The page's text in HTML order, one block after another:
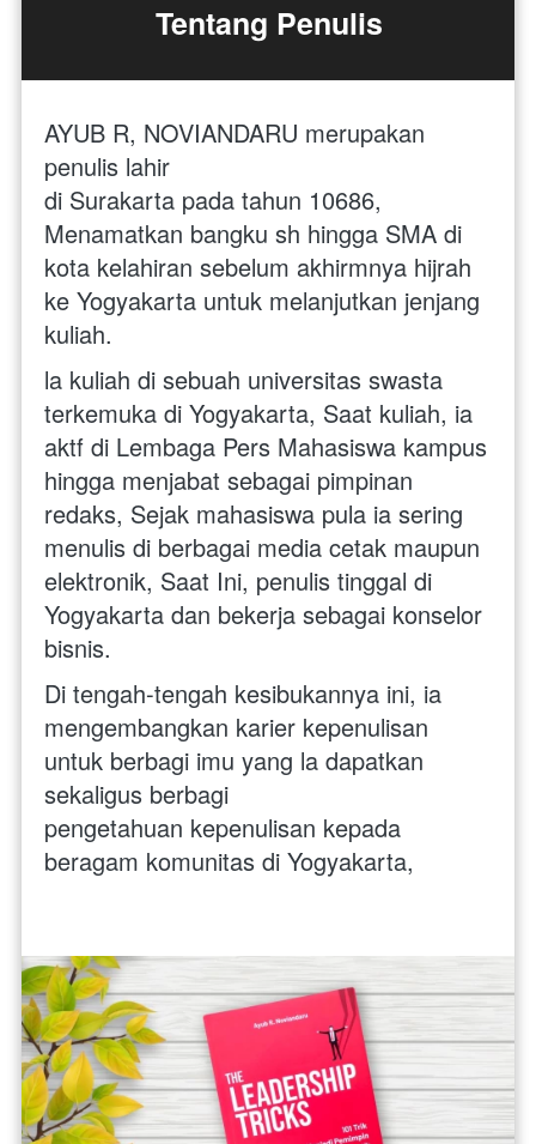
Tentang Penulis
AYUB R, NOVIANDARU merupakan
penulis lahir
di Surakarta pada tahun 10686,
Menamatkan bangku sh hingga SMA di
kota kelahiran sebelum akhirmnya hijrah
ke Yogyakarta untuk melanjutkan jenjang
kuliah.
la kuliah di sebuah universitas swasta
terkemuka di Yogyakarta, Saat kuliah, ia
aktf di Lembaga Pers Mahasiswa kampus
hingga menjabat sebagai pimpinan
redaks, Sejak mahasiswa pula ia sering
menulis di berbagai media cetak maupun
elektronik, Saat Ini, penulis tinggal di
Yogyakarta dan bekerja sebagai konselor
bisnis.
Di tengah-tengah kesibukannya ini, ia
mengembangkan karier kepenulisan
untuk berbagi imu yang la dapatkan
sekaligus berbagi
pengetahuan kepenulisan kepada
beragam komunitas di Yogyakarta,